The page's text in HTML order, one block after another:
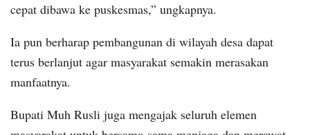
cepat dibawa ke puskesmas,” ungkapnya.
Ia pun berharap pembangunan di wilayah desa dapat
terus berlanjut agar masyarakat semakin merasakan
manfaatnya.
Bupati Muh Rusli juga mengajak seluruh elemen